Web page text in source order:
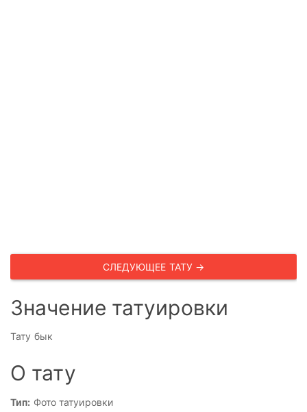
СЛЕДУЮЩЕЕ ТАТУ →
Значение татуировки
Тату бык
О тату
Тип: Фото татуировки